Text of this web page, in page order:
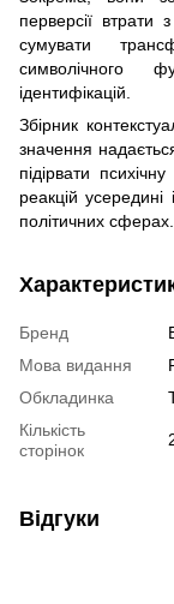
перверсії втрати
сумувати
символічного
ідентифікацій.
Збірник
значення
підірвати
реакцій
політичних сферах.
Бренд
Мова видання
Обкладинка
Кількість
сторінок
Відгуки